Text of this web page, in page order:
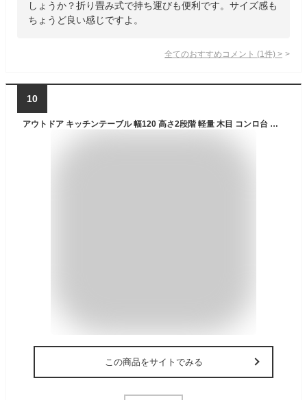
しょうか？折り畳み式で持ち運びも便利です。サイズ感も
ちょうど良い感じですよ。
全てのおすすめコメント (1 件) >
10
アウトドア キッチンテーブル 幅120 高さ2段階 軽量 木目 コンロ台 高さ調節 折りたたみテーブル 折りたたみ アルミテーブル アルミ メッシュ ランタンハンガー ツールハンガー レジャーテーブル アウトドアテーブル アウトドア キャンプ おしゃれ コンパクト
この商品をサイトでみる